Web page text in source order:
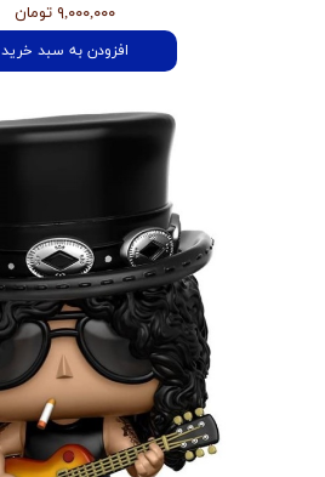
۹,۰۰۰,۰۰۰ تومان
افزودن به سبد خرید